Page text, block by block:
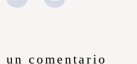
un comentario